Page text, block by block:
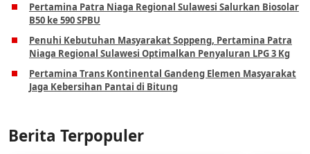
Pertamina Patra Niaga Regional Sulawesi Salurkan Biosolar
B50 ke 590 SPBU
Penuhi Kebutuhan Masyarakat Soppeng, Pertamina Patra
Niaga Regional Sulawesi Optimalkan Penyaluran LPG 3 Kg
Pertamina Trans Kontinental Gandeng Elemen Masyarakat
Jaga Kebersihan Pantai di Bitung
Berita Terpopuler